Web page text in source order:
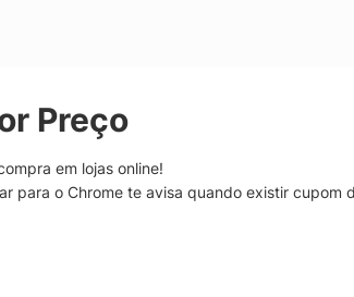
Preço
em lojas online!
para o Chrome te avisa quando existir cupom